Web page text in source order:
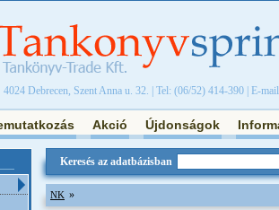
4024 Debrecen, Szent Anna u. 32. | Tel: (06/52) 414-390 | E-
Akció Újdonságok
Keresés az adatbázisban
NK »